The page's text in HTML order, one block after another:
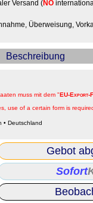
Versand (NO
Überweisung,
Beschreibung
muss mit dem "EU-Export-
use of a certain form is
• Deutschland
Gebot
Sofort